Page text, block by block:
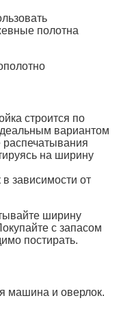
полотна
строится по
вариантом
распечатывания
на ширину
в зависимости от
ширину
с запасом
постирать.
машина и оверлок.